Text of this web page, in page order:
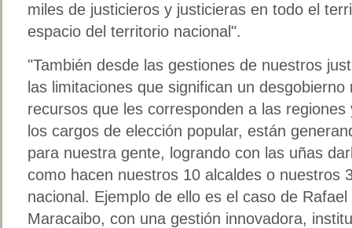
miles de justicieros y justicieras en todo el
espacio del territorio nacional".
"También desde las gestiones de nuestros
las limitaciones que significan un
recursos que les corresponden a las
los cargos de elección popular, están
para nuestra gente, logrando con las uñas
como hacen nuestros 10 alcaldes o nuestros
nacional. Ejemplo de ello es el caso de
Maracaibo, con una gestión innovadora,